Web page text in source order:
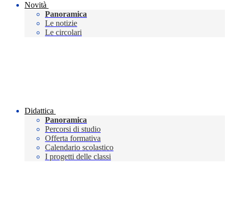
Novità
Panoramica
Le notizie
Le circolari
Didattica
Panoramica
Percorsi di studio
Offerta formativa
Calendario scolastico
I progetti delle classi